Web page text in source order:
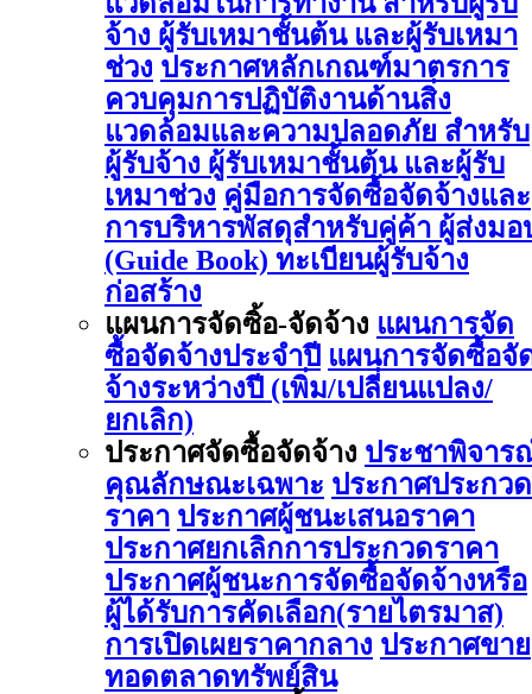
จ้าง ผู้รับเหมาชั้นต้น และผู้รับเหมา
ช่วง ประกาศหลักเกณฑ์มาตรการ
ควบคุมการปฏิบัติงานด้านสิ่ง
แวดล้อมและความปลอดภัย สำหรับ
ผู้รับจ้าง ผู้รับเหมาชั้นต้น และผู้รับ
เหมาช่วง คู่มือการจัดซื้อจัดจ้างและ
การบริหารพัสดุสำหรับคู่ค้า ผู้ส่งมอ
(Guide Book) ทะเบียนผู้รับจ้าง
ก่อสร้าง
แผนการจัดซิ้อ-จัดจ้าง แผนการจัด
ซื้อจัดจ้างประจำปี แผนการจัดซื้อจั
จ้างระหว่างปี (เพิ่ม/เปลี่ยนแปลง/
ยกเลิก)
ประกาศจัดซื้อจัดจ้าง ประชาพิจาร
คุณลักษณะเฉพาะ ประกาศประกวด
ราคา ประกาศผู้ชนะเสนอราคา
ประกาศยกเลิกการประกวดราคา
ประกาศผู้ชนะการจัดซื้อจัดจ้างหรือ
ผู้ได้รับการคัดเลือก(รายไตรมาส)
การเปิดเผยราคากลาง ประกาศขาย
ทอดตลาดทรัพย์สิน